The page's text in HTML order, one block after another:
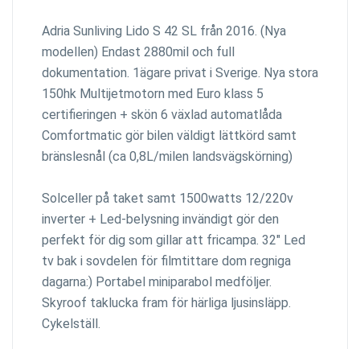
Adria Sunliving Lido S 42 SL från 2016. (Nya
modellen) Endast 2880mil och full
dokumentation. 1ägare privat i Sverige. Nya stora
150hk Multijetmotorn med Euro klass 5
certifieringen + skön 6 växlad automatlåda
Comfortmatic gör bilen väldigt lättkörd samt
bränslesnål (ca 0,8L/milen landsvägskörning)
Solceller på taket samt 1500watts 12/220v
inverter + Led-belysning invändigt gör den
perfekt för dig som gillar att fricampa. 32" Led
tv bak i sovdelen för filmtittare dom regniga
dagarna:) Portabel miniparabol medföljer.
Skyroof taklucka fram för härliga ljusinsläpp.
Cykelställ.